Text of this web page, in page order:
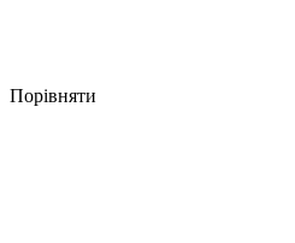
Порівняти